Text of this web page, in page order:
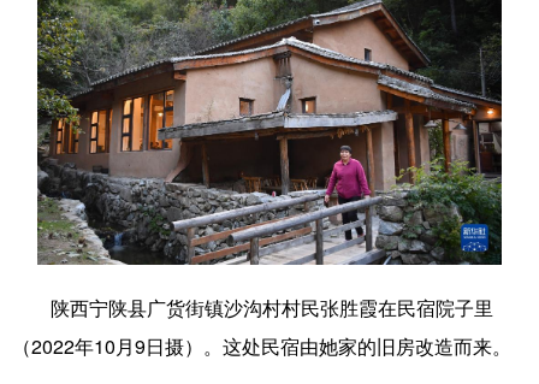
文化 书画 健康 军事
访谈 政务
法律 中央文件 金融 汽车
食品 人居 信息化 数字经济
学术中国 乡村振兴 银龄 溯源中国
彩票 娱乐 时尚 悦读
陕西宁陕县广货街镇沙沟村村民张胜霞在民宿院子里
（2022年10月9日摄）。这处民宿由她家的旧房改造而来。